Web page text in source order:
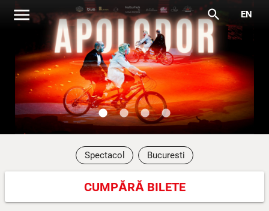
menu search EN
lens lens lens lens
Spectacol Bucuresti
CUMPĂRĂ BILETE